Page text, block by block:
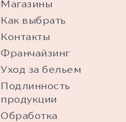
Магазины
Как выбрать
Контакты
Франчайзинг
Уход за бельем
Подлинность
продукции
Обработка